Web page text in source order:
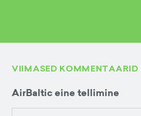
VIIMASED KOMMENTAARID
AirBaltic eine tellimine